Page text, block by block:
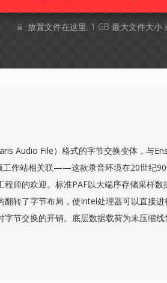
放置文件在这里. 1 GB 最大文件大小
Audio File）格式的字节交换变体，与
工作站相关联——这款录音环境在20世纪
程师的欢迎。标准PAF以大端序存储采样数
翻转了字节布局，使Intel处理器可以直接
字节交换的开销。底层数据载荷为未压缩线
度和96 kHz采样率，保留完整的录音棚级保